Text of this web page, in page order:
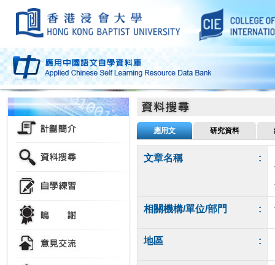
應用文 研究資料
文章名稱 :
相關機構/單位/部門 :
地區 :